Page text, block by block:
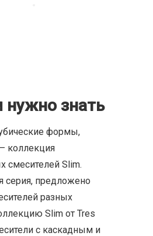
нужно знать
формы,
коллекция
смесителей Slim.
серия, предложено
разных
Slim от Tres
с каскадным и